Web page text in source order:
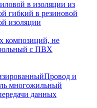
в изоляции из
гибкий в резиновой
изоляции
композиций, не
с ПВХ
Провод и
многожильный
данных